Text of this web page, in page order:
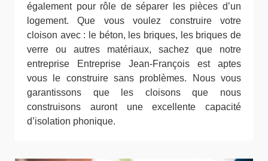
également pour rôle de séparer les pièces d’un
logement. Que vous voulez construire votre
cloison avec : le béton, les briques, les briques de
verre ou autres matériaux, sachez que notre
entreprise Entreprise Jean-François est aptes
vous le construire sans problèmes. Nous vous
garantissons que les cloisons que nous
construisons auront une excellente capacité
d’isolation phonique.